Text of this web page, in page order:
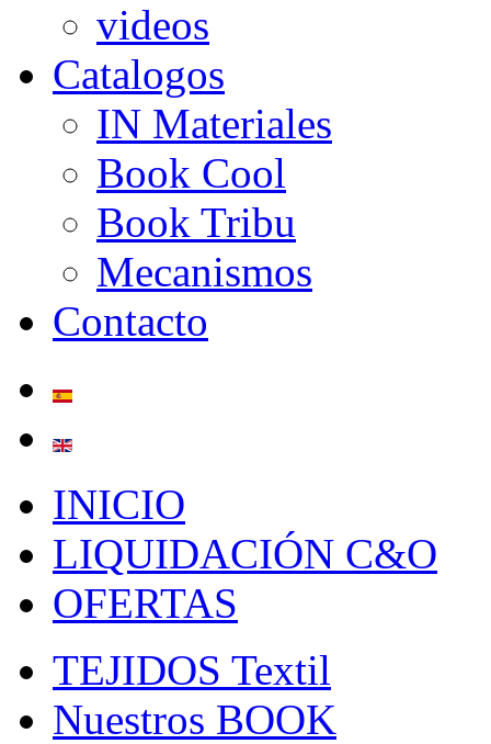
videos
Catalogos
IN Materiales
Book Cool
Book Tribu
Mecanismos
Contacto
INICIO
LIQUIDACIÓN C&O
OFERTAS
TEJIDOS Textil
Nuestros BOOK